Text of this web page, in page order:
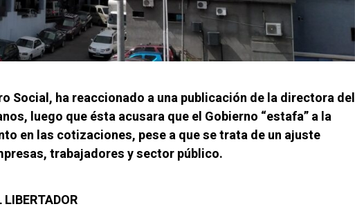
Social, ha reaccionado a una publicación de la directora del
luego que ésta acusara que el Gobierno “estafa” a la
en las cotizaciones, pese a que se trata de un ajuste
trabajadores y sector público.